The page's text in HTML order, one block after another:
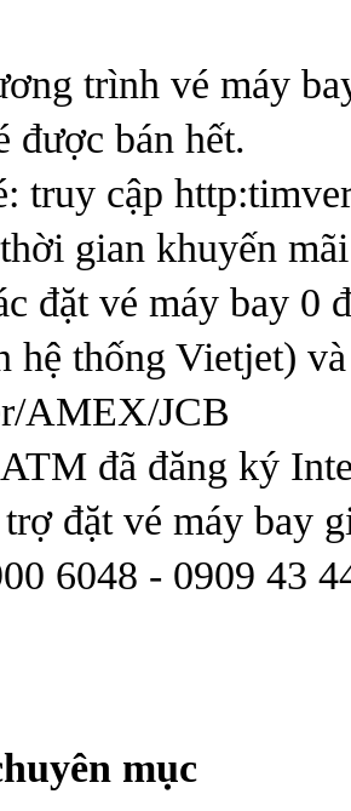
trình vé máy
được bán hết.
truy cập
gian khuyến
đặt vé máy bay 0
hệ thống Vietjet)
AMEX/JCB
đã đăng ký
đặt vé máy bay
6048 - 0909 43
mục